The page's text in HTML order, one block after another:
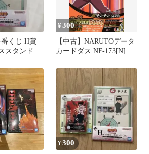
くじ H賞
スタンド 秋
¥300
【中古】NARUTOデータ
カードダス NF-173[N]：
¥300